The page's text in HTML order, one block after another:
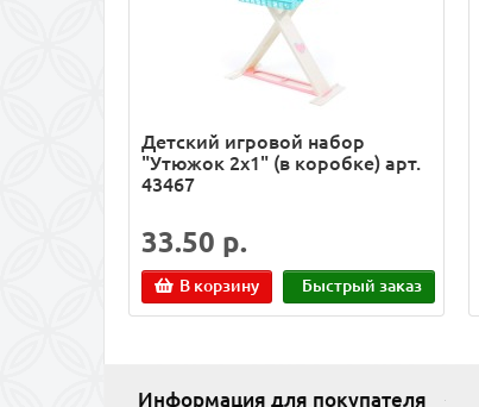
Детский игровой набор
"Утюжок 2х1" (в коробке) арт.
43467
33.50 р.
В корзину Быстрый заказ
Информация для покупателя